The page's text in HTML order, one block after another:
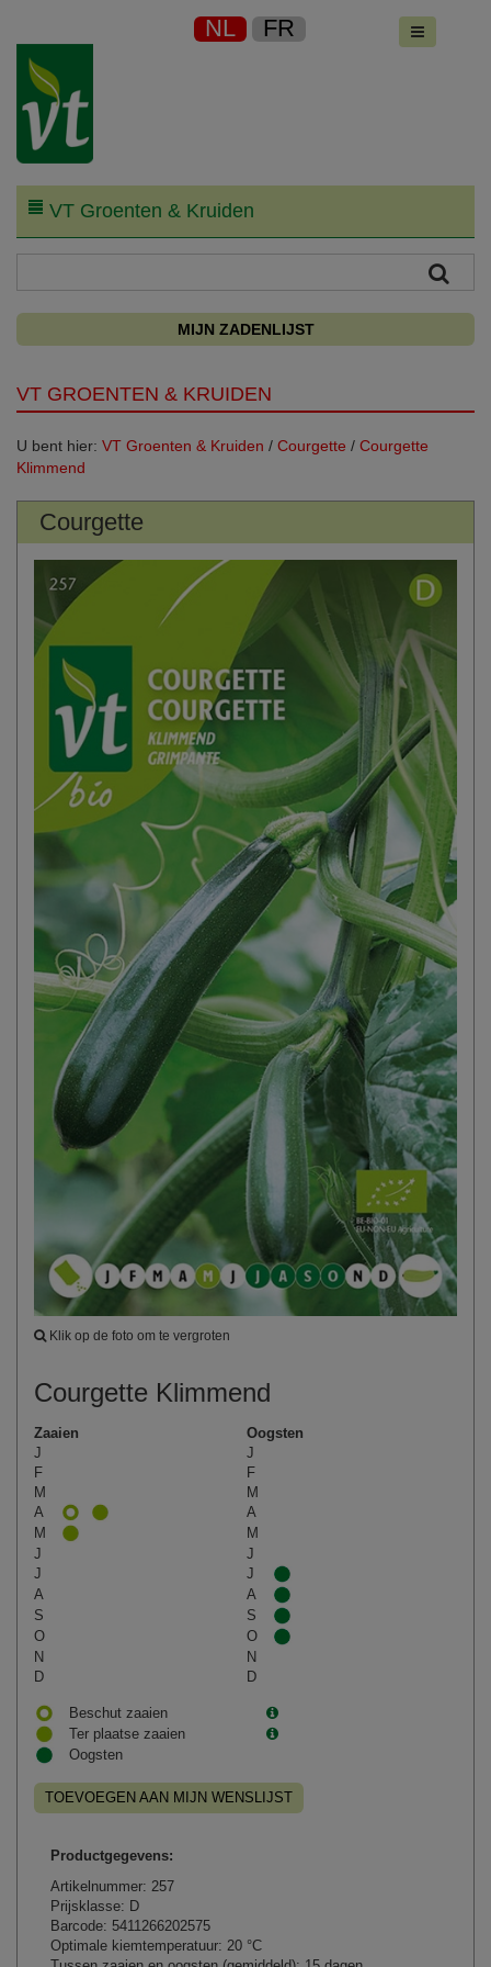
NL FR
VT Groenten & Kruiden
MIJN ZADENLIJST
VT GROENTEN & KRUIDEN
U bent hier: VT Groenten & Kruiden / Courgette / Courgette
Klimmend
Courgette
Klik op de foto om te vergroten
Courgette Klimmend
Zaaien
Oogsten
J
J
F
F
M
M
A
A
M
M
J
J
J
J
A
A
S
S
O
O
N
N
D
D
Beschut zaaien
Ter plaatse zaaien
Oogsten
TOEVOEGEN AAN MIJN WENSLIJST
Productgegevens:
Artikelnummer: 257
Prijsklasse: D
Barcode: 5411266202575
Optimale kiemtemperatuur: 20 °C